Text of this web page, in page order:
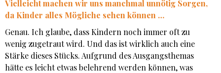
Vielleicht machen wir uns manchmal unnötig Sorgen,
da Kinder alles Mögliche sehen können …
Genau. Ich glaube, dass Kindern noch immer oft zu
wenig zugetraut wird. Und das ist wirklich auch eine
Stärke dieses Stücks. Aufgrund des Ausgangsthemas
hätte es leicht etwas belehrend werden können, was